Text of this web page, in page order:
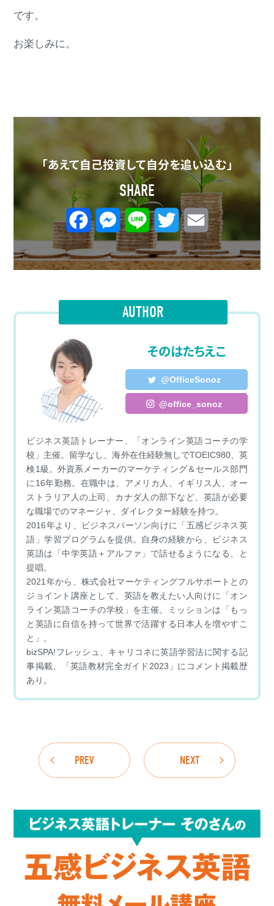
です。
お楽しみに。
「あえて自己投資して自分を追い込む」
SHARE
F
a
c
o
M
e
s
e
L
i
n
T
w
i
r
E
m
a
AUTHOR
そのはたちえこ
@OfficeSonoz
@office_sonoz
ビジネス英語トレーナー、「オンライン英語コーチの学
校」主催。留学なし、海外在住経験無しでTOEIC980、英
検1級。外資系メーカーのマーケティング＆セールス部門
に16年勤務。在職中は、アメリカ人、イギリス人、オー
ストラリア人の上司、カナダ人の部下など、英語が必要
な職場でのマネージャ、ダイレクター経験を持つ。
2016年より、ビジネスパーソン向けに「五感ビジネス英
語」学習プログラムを提供。自身の経験から、ビジネス
英語は「中学英語＋アルファ」で話せるようになる、と
提唱。
2021年から、株式会社マーケティングフルサポートとの
ジョイント講座として、英語を教えたい人向けに「オン
ライン英語コーチの学校」を主催。ミッションは「もっ
と英語に自信を持って世界で活躍する日本人を増やすこ
と」。
bizSPA!フレッシュ、キャリコネに英語学習法に関する記
事掲載、「英語教材完全ガイド2023」にコメント掲載歴
あり。
PREV NEXT